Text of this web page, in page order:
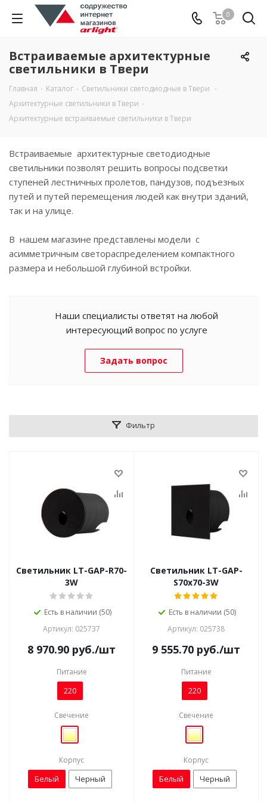
0
Встраиваемые архитектурные
светильники в Твери
Главная - Каталог - Светильники светодиодные в Твери -
Архитектурные светильники в Твери -
Архитектурные встраиваемые светильники в Твери
Встраиваемые архитектурные светодиодные
светильники позволят решить вопросы подсветки
ступеней лестничных пролетов, пандузов, подъезных
путей и путей перемещения людей как внутри зданий,
так и на улице.
В нашем магазине представлены модели с
асимметричным светораспределением компактного
размера и небольшой глубиной встройки.
Наши специалисты ответят на любой
интересующий вопрос по услуге
Задать вопрос
Фильтр
Светильник LT-GAP-R70-
3W
Есть в наличии (50)
Артикул: 025737
8 970.90 руб./шт
Питание
220
Свечение
Корпус
Белый Черный
Светильник LT-GAP-
S70x70-3W
Есть в наличии (50)
Артикул: 025738
9 555.70 руб./шт
Питание
220
Свечение
Корпус
Белый Черный